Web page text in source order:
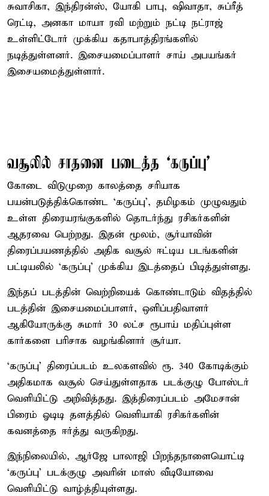
சுவாசிகா, இந்திரன்ஸ், யோகி பாபு, ஷிவாதா, சுப்ரீத்
ரெட்டி, அனகா மாயா ரவி மற்றும் நட்டி நட்ராஜ்
உள்ளிட்டோர் முக்கிய கதாபாத்திரங்களில்
நடித்துள்ளனர். இசையமைப்பாளர் சாய் அபயங்கர்
இசையமைத்துள்ளார்.
வசூலில் சாதனை படைத்த ‘கருப்பு’
கோடை விடுமுறை காலத்தை சரியாக
பயன்படுத்திக்கொண்ட ‘கருப்பு’, தமிழகம் முழுவதும்
உள்ள திரையரங்குகளில் தொடர்ந்து ரசிகர்களின்
ஆதரவை பெற்றது. இதன் மூலம், சூர்யாவின்
திரைப்பயணத்தில் அதிக வசூல் ஈட்டிய படங்களின்
பட்டியலில் ‘கருப்பு’ முக்கிய இடத்தைப் பிடித்துள்ளது.
இந்தப் படத்தின் வெற்றியைக் கொண்டாடும் விதத்தில்
படத்தின் இசையமைப்பாளர், ஒளிப்பதிவாளர்
ஆகியோருக்கு சுமார் 30 லட்ச ரூபாய் மதிப்புள்ள
கார்களை பரிசாக வழங்கினார் சூர்யா.
‘கருப்பு’ திரைப்படம் உலகளவில் ரூ. 340 கோடிக்கும்
அதிகமாக வசூல் செய்துள்ளதாக படக்குழு போஸ்டர்
வெளியிட்டு அறிவித்தது. இத்திரைப்படம் அமேசான்
பிரைம் ஓடிடி தளத்தில் வெளியாகி ரசிகர்களின்
கவனத்தை ஈர்த்து வருகிறது.
இந்நிலையில், ஆர்ஜே பாலாஜி பிறந்தநாளையொட்டி
‘கருப்பு’ படக்குழு அவரின் மாஸ் வீடியோவை
வெளியிட்டு வாழ்த்தியுள்ளது.